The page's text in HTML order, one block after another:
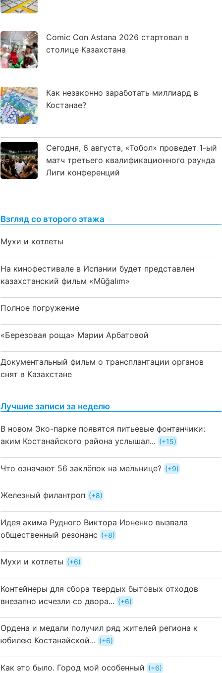
Comic Con Astana 2026 стартовал в
столице Казахстана
Как незаконно заработать миллиард в
Костанае?
Сегодня, 6 августа, «Тобол» проведет 1-ый
матч третьего квалификационного раунда
Лиги конференций
Взгляд со второго этажа
Мухи и котлеты
На кинофестивале в Испании будет представлен
казахстанский фильм «Mūğalım»
Полное погружение
«Березовая роща» Марии Арбатовой
Документальный фильм о трансплантации органов
снят в Казахстане
Лучшие записи за неделю
В новом Эко-парке появятся питьевые фонтанчики:
аким Костанайского района услышал...
+15
Что означают 56 заклёпок на мельнице? +9
Железный филантроп +8
Идея акима Рудного Виктора Ионенко вызвала
общественный резонанс
+8
Мухи и котлеты +6
Контейнеры для сбора твердых бытовых отходов
внезапно исчезли со двора...
+6
Ордена и медали получил ряд жителей региона к
юбилею Костанайской...
+6
Как это было. Город мой особенный +6